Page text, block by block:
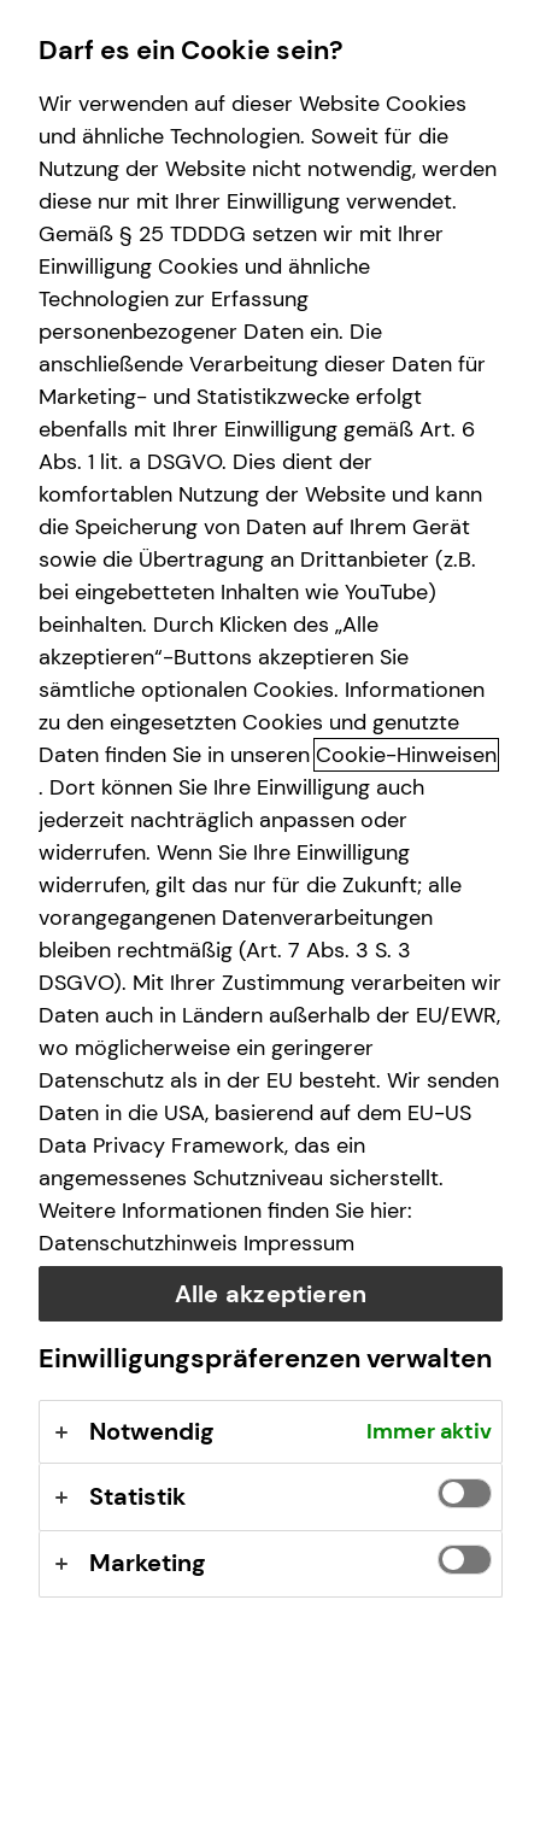
Wissenswertes
Über tecis
Finanzberatung
Private Krankenvorsorge
Immobilienfinanzierung
Betriebliche Altersvorsorge
Investment
Kapitalanlage Immobilien
Gewerbliche Versicherungen
Karriere-Infos
Karrierechancen
Initiativbewerbung
Service
Kundenportal
Schadenabwicklung
Mit mytecis – Finanzen und
Versicherungen digital verwalten
Mit mytecis hast du deine Finanzen, Versicherungen und
wichtigen Dokumente jederzeit im Blick.
Verwalte deine Verträge, behalte deine Konten und
Depots im Überblick und stehe jederzeit mit mir in
Deine Vorteile mit mytecis:
Sieh deine Konten, Depots und Versicherungen an
einem Ort
Verträge und Dokumente digital verwalten
oder Versicherungsverträge jederzeit einsehen
Direkter Kontakt
Stelle mir Terminanfragen oder sende Nachrichten
Darf es ein Cookie sein?
Wir verwenden auf dieser Website Cookies
und ähnliche Technologien. Soweit für die
Nutzung der Website nicht notwendig, werden
diese nur mit Ihrer Einwilligung verwendet.
Gemäß § 25 TDDDG setzen wir mit Ihrer
Einwilligung Cookies und ähnliche
Technologien zur Erfassung
personenbezogener Daten ein. Die
anschließende Verarbeitung dieser Daten für
Marketing- und Statistikzwecke erfolgt
ebenfalls mit Ihrer Einwilligung gemäß Art. 6
Abs. 1 lit. a DSGVO. Dies dient der
komfortablen Nutzung der Website und kann
die Speicherung von Daten auf Ihrem Gerät
sowie die Übertragung an Drittanbieter (z.B.
bei eingebetteten Inhalten wie YouTube)
beinhalten. Durch Klicken des „Alle
akzeptieren“-Buttons akzeptieren Sie
sämtliche optionalen Cookies. Informationen
zu den eingesetzten Cookies und genutzte
Daten finden Sie in unseren Cookie-Hinweisen
. Dort können Sie Ihre Einwilligung auch
jederzeit nachträglich anpassen oder
widerrufen. Wenn Sie Ihre Einwilligung
widerrufen, gilt das nur für die Zukunft; alle
vorangegangenen Datenverarbeitungen
bleiben rechtmäßig (Art. 7 Abs. 3 S. 3
DSGVO). Mit Ihrer Zustimmung verarbeiten wir
Daten auch in Ländern außerhalb der EU/EWR,
wo möglicherweise ein geringerer
Datenschutz als in der EU besteht. Wir senden
Daten in die USA, basierend auf dem EU-US
Data Privacy Framework, das ein
angemessenes Schutzniveau sicherstellt.
Weitere Informationen finden Sie hier:
Datenschutzhinweis Impressum
Alle akzeptieren
Einwilligungspräferenzen verwalten
Notwendig Immer aktiv
Statistik
Marketing